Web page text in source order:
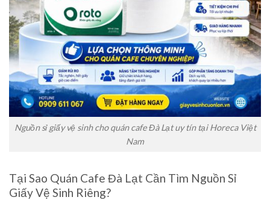
Nguồn sỉ giấy vệ sinh cho quán cafe Đà Lạt uy tín tại Horeca Việt
Nam
Tại Sao Quán Cafe Đà Lạt Cần Tìm Nguồn Sỉ
Giấy Vệ Sinh Riêng?